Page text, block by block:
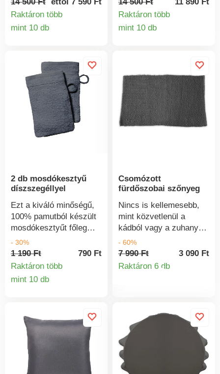
anyagokkal és
nyűgöznek le. A felső és
ami még érdekesebbé
teszi az ágyneműt.
100% pamut.
Raktáron több
mint 10 db
Termékinformációk
anyagokkal és
nyűgöznek le. A felső és
ami még érdekesebbé
teszi az ágyneműt.
100% pamut.
Raktáron több
mint 10 db
2 db mosdókesztyű
díszszegéllyel
Ezt a kiváló minőségű,
100% pamutból készült
mosdókesztyűt főleg
kellemes puhasága,
bőrbarát jellege és
tökéletes nedvszívó
szeretni.
- 30%
1 190 Ft
790 Ft
Raktáron több
mint 10 db
Csomózott
fürdőszobai szőnyeg
Nincs is kellemesebb,
mint közvetlenül a
kádból vagy a zuhanyból
egy puha és kiváló
nedvszívó képességű
fürdőszobai szőnyegre
- 60%
7 990 Ft
3 090 Ft
Raktáron 6 db